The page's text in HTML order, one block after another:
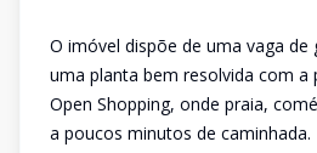
O imóvel dispõe de uma vaga de
uma planta bem resolvida com a
Open Shopping, onde praia,
a poucos minutos de caminhada.